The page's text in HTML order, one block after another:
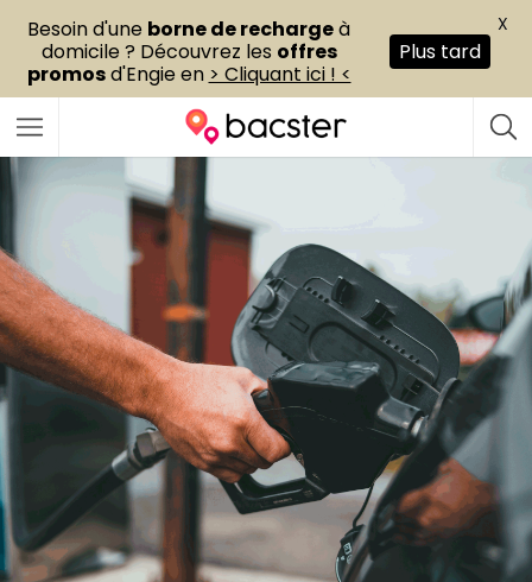
Besoin d'une borne de rechargeà
domicile ? Découvrez les offres
promosd'Engie en > Cliquant ici ! <
Plus tard
X